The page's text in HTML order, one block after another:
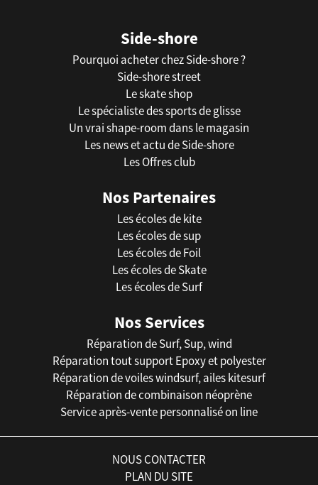
Side-shore
Pourquoi acheter chez Side-shore ?
Side-shore street
Le skate shop
Le spécialiste des sports de glisse
Un vrai shape-room dans le magasin
Les news et actu de Side-shore
Les Offres club
Nos Partenaires
Les écoles de kite
Les écoles de sup
Les écoles de Foil
Les écoles de Skate
Les écoles de Surf
Nos Services
Réparation de Surf, Sup, wind
Réparation tout support Epoxy et polyester
Réparation de voiles windsurf, ailes kitesurf
Réparation de combinaison néoprène
Service après-vente personnalisé on line
NOUS CONTACTER
PLAN DU SITE